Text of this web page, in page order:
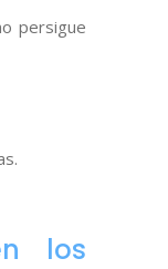
persigue
los